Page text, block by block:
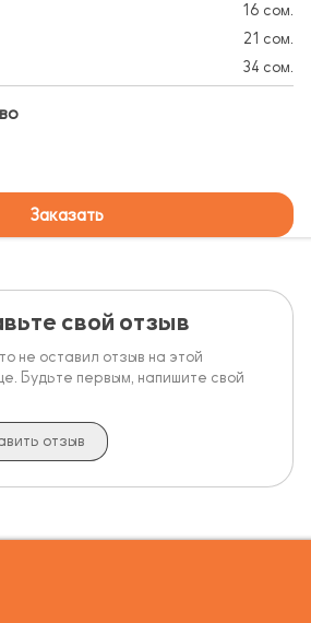
16 сом.
21 сом.
34 сом.
Заказать
свой отзыв
не оставил отзыв на этой
Будьте первым, напишите свой
отзыв